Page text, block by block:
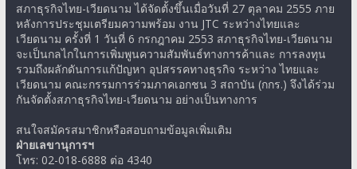
หลังการประชุมเตรียมความพร้อม งาน JTC ระหว่างไทยและ
เวียดนาม ครั้งที่ 1 วันที่ 6 กรกฎาคม 2553 สภาธุรกิจไทย-เวียดนาม
จะเป็นกลไกในการเพิ่มพูนความสัมพันธ์ทางการค้าและ การลงทุน
รวมถึงผลักดันการแก้ปัญหา อุปสรรคทางธุรกิจ ระหว่าง ไทยและ
เวียดนาม คณะกรรมการร่วมภาคเอกชน 3 สถาบัน (กกร.) จึงได้ร่วม
กันจัดตั้งสภาธุรกิจไทย-เวียดนาม อย่างเป็นทางการ
ฝ่ายเลขานุการฯ
โทร: 02-018-6888 ต่อ 4340
Email:tvbc.secretariat@gmail.com